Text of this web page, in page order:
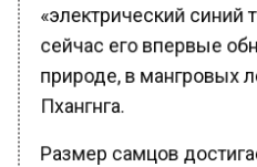
«электрический синий
сейчас его впервые
природе, в мангровых
Пхангнга.
Размер самцов